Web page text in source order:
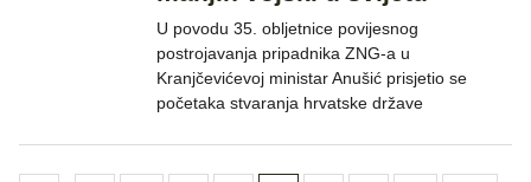
U povodu 35. obljetnice povijesnog
postrojavanja pripadnika ZNG-a u
Kranjčevićevoj ministar Anušić prisjetio se
početaka stvaranja hrvatske države